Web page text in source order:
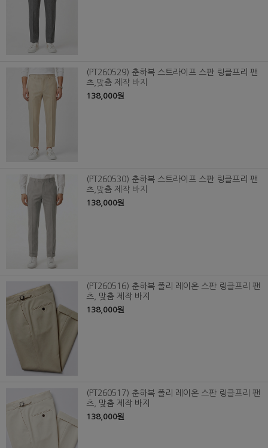
(PT260529) 춘하복 스트라이프 스판 링클프리 팬
츠,맞춤 제작 바지
138,000원
(PT260530) 춘하복 스트라이프 스판 링클프리 팬
츠,맞춤 제작 바지
138,000원
(PT260516) 춘하복 폴리 레이온 스판 링클프리 팬
츠, 맞춤 제작 바지
138,000원
(PT260517) 춘하복 폴리 레이온 스판 링클프리 팬
츠, 맞춤 제작 바지
138,000원